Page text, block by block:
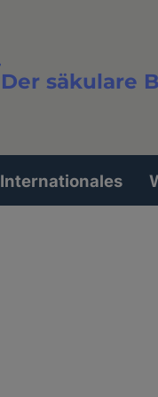
Der säkulare
Volltextsuche
Internationales